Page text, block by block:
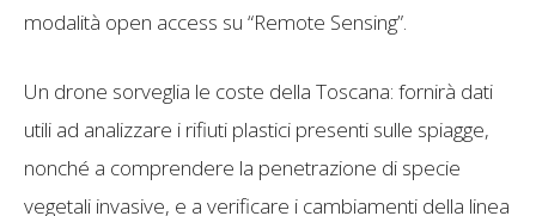
modalità open access su “Remote Sensing”.
Un drone sorveglia le coste della Toscana: fornirà dati
utili ad analizzare i rifiuti plastici presenti sulle spiagge,
nonché a comprendere la penetrazione di specie
vegetali invasive, e a verificare i cambiamenti della linea